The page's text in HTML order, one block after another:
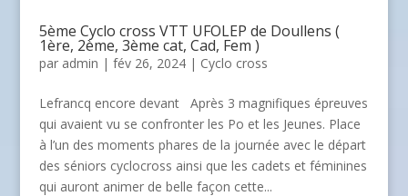
5ème Cyclo cross VTT UFOLEP de Doullens (
1ère, 2ème, 3ème cat, Cad, Fem )
par admin | fév 26, 2024 | Cyclo cross
Lefrancq encore devant Après 3 magnifiques épreuves
qui avaient vu se confronter les Po et les Jeunes. Place
à l’un des moments phares de la journée avec le départ
des séniors cyclocross ainsi que les cadets et féminines
qui auront animer de belle façon cette...